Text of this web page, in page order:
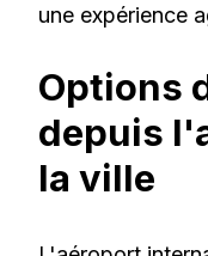
une expérience
Options
depuis
la ville